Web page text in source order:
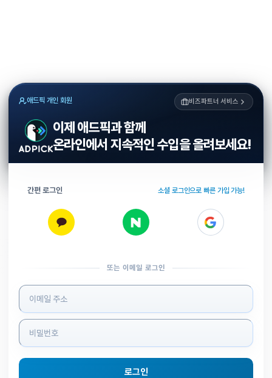
애드픽 개인 회원 비즈파트너 서비스
이제 애드픽과 함께
온라인에서 지속적인 수입을 올려보세요!
간편 로그인 소셜 로그인으로 빠른 가입 가능!
또는 이메일 로그인
로그인 정보 입력
로그인